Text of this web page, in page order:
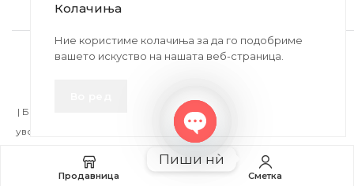
2020-2024 © MB DISKONT. Изработено од
БРАМИТ ДООЕЛ
| БРАЌА МИНКОВИ 57, 2400 СТРУМИЦА | ДПТУ
увоз-извоз Струмица Д.Б.: MK4027005146330 | ЕМБС: 6030530 |
Продавница Сметка
Изберете Опции
Колачиња
Ние користиме колачиња за да го подобриме
вашето искуство на нашата веб-страница.
Пиши нѝ
Open
chaty